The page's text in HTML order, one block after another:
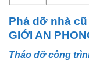
Phá dỡ nhà cũ
GIỚI AN
Tháo dỡ công